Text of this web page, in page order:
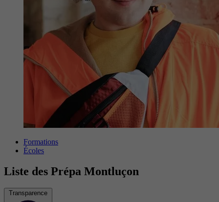
Formations
Écoles
Liste des Prépa Montluçon
Transparence